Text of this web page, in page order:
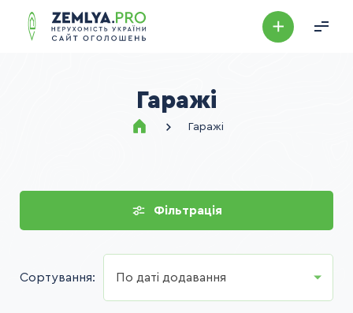
Гаражі
Гаражі
Фільтрація
Сортування: По даті додавання